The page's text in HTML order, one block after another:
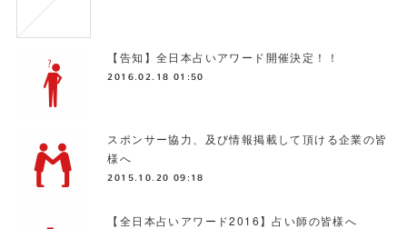
【告知】全日本占いアワード開催決定！！
2016.02.18 01:50
スポンサー協力、及び情報掲載して頂ける企業の皆
様へ
2015.10.20 09:18
【全日本占いアワード2016】占い師の皆様へ